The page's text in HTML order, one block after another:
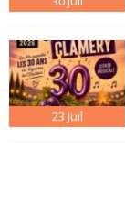
23 Juil